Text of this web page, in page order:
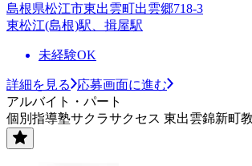
島根県松江市東出雲町出雲郷718-3
東松江(島根)駅、揖屋駅
未経験OK
詳細を見る
応募画面に進む
アルバイト・パート
個別指導塾サクラサクセス 東出雲錦新町